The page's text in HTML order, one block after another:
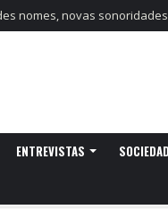
nomes, novas sonoridades
ENTREVISTAS